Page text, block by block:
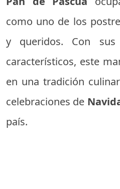
como uno de los
y queridos. Con
característicos, este
en una tradición
celebraciones de
país.